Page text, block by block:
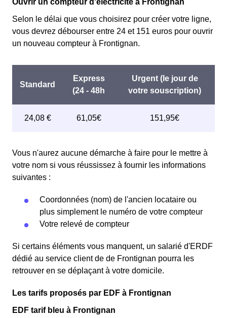
Ouvrir un compteur d'électricité à Frontignan
Selon le délai que vous choisirez pour créer votre ligne,
vous devrez débourser entre 24 et 151 euros pour ouvrir
un nouveau compteur à Frontignan.
Vous n'aurez aucune démarche à faire pour le mettre à
votre nom si vous réussissez à fournir les informations
suivantes :
Coordonnées (nom) de l'ancien locataire ou
plus simplement le numéro de votre compteur
Votre relevé de compteur
Si certains éléments vous manquent, un salarié d'ERDF
dédié au service client de de Frontignan pourra les
retrouver en se déplaçant à votre domicile.
Les tarifs proposés par EDF à Frontignan
EDF tarif bleu à Frontignan